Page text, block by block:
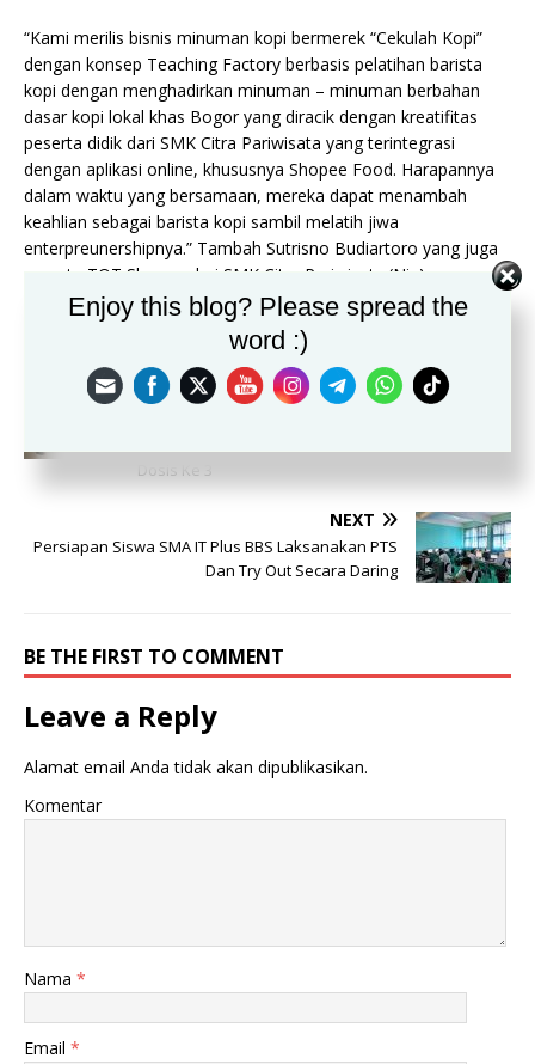
“Kami merilis bisnis minuman kopi bermerek “Cekulah Kopi”
dengan konsep Teaching Factory berbasis pelatihan barista
kopi dengan menghadirkan minuman – minuman berbahan
dasar kopi lokal khas Bogor yang diracik dengan kreatifitas
peserta didik dari SMK Citra Pariwisata yang terintegrasi
dengan aplikasi online, khususnya Shopee Food. Harapannya
dalam waktu yang bersamaan, mereka dapat menambah
keahlian sebagai barista kopi sambil melatih jiwa
enterpreunershipnya.” Tambah Sutrisno Budiartoro yang juga
peserta TOT Shopee dari SMK Citra Pariwisata.(Nia)
PREVIOUS
NEXT
Persiapan Siswa SMA IT Plus BBS Laksanakan PTS
Dan Try Out Secara Daring
BE THE FIRST TO COMMENT
Leave a Reply
Alamat email Anda tidak akan dipublikasikan.
Komentar
Nama *
Email *
Enjoy this blog? Please spread the
word :)